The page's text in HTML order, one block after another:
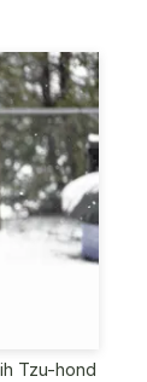
Tzu-hond